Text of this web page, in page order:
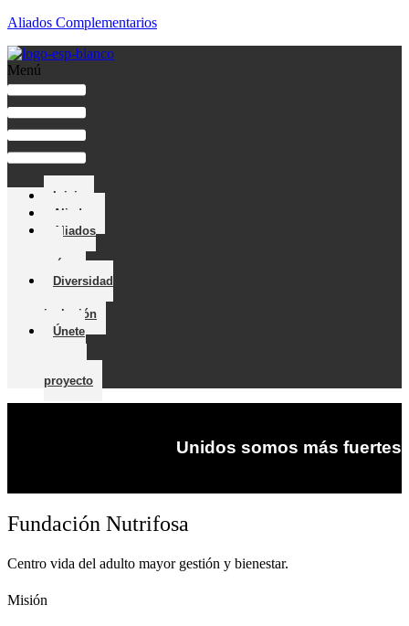
Aliados Complementarios
Menú
Inicio
Aliados
Aliados
país
Diversidad
inclusión
Únete
proyecto
Unidos somos más fuertes
Fundación Nutrifosa
Centro vida del adulto mayor gestión y bienestar.
Misión